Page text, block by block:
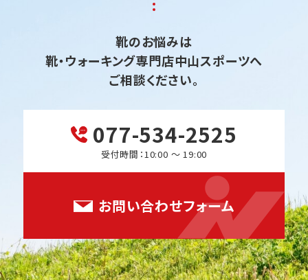
靴のお悩みは
靴・ウォーキング専門店中山スポーツへ
ご相談ください。
077-534-2525
受付時間：10:00 ～ 19:00
お問い合わせフォーム